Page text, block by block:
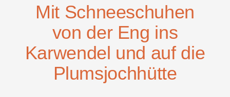
Mit Schneeschuhen
von der Eng ins
Karwendel und auf die
Plumsjochhütte